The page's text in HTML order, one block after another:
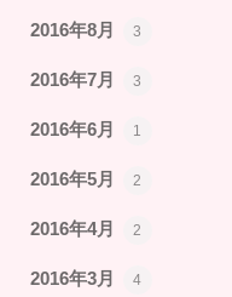
2016年8月 3
2016年7月 3
2016年6月 1
2016年5月 2
2016年4月 2
2016年3月 4